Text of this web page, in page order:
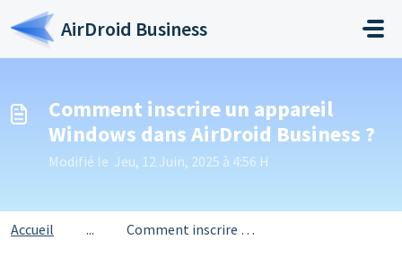
Passer au contenu principal
AirDroid Business
Comment inscrire un appareil
Windows dans AirDroid Business ?
Modifié le Jeu, 12 Juin, 2025 à 4:56 H
Accueil ... Comment inscrire un appareil Windows dans AirDroid Busine...